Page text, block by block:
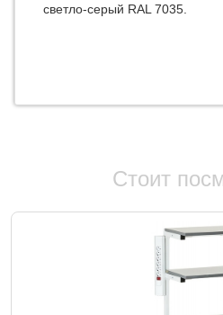
светло-серый RAL 7035.
Стоит